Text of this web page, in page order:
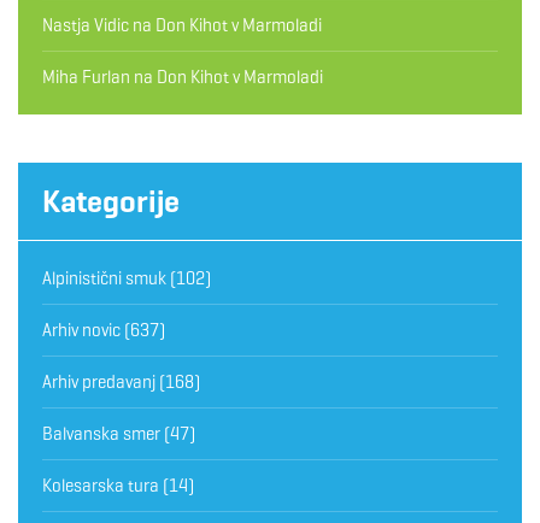
Nastja Vidic na Don Kihot v Marmoladi
Miha Furlan na Don Kihot v Marmoladi
Kategorije
Alpinistični smuk (102)
Arhiv novic (637)
Arhiv predavanj (168)
Balvanska smer (47)
Kolesarska tura (14)